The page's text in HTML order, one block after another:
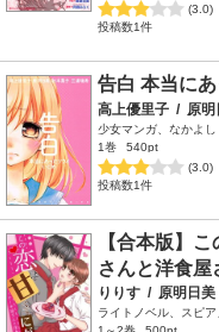
(3.0)
投稿数1件
告白 本当に
高上優里子 / 原明
少女マンガ、なかよし
1巻
540pt
(3.0)
投稿数1件
【合本版】
さんと洋食
りりす / 原明日美
ライトノベル、スピア